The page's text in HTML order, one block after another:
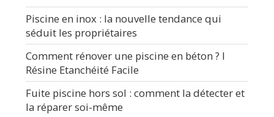
Piscine en inox : la nouvelle tendance qui
séduit les propriétaires
Comment rénover une piscine en béton ? I
Résine Etanchéité Facile
Fuite piscine hors sol : comment la détecter et
la réparer soi-même